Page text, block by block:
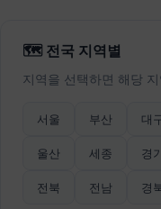
🗺️ 전국 지역별
지역을 선택하면 해당
서울 부산 대
울산 세종 경
전북 전남 경